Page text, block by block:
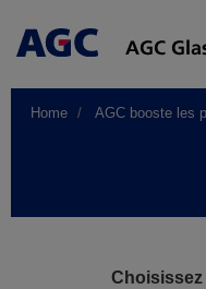
Main
Home AGC booste les